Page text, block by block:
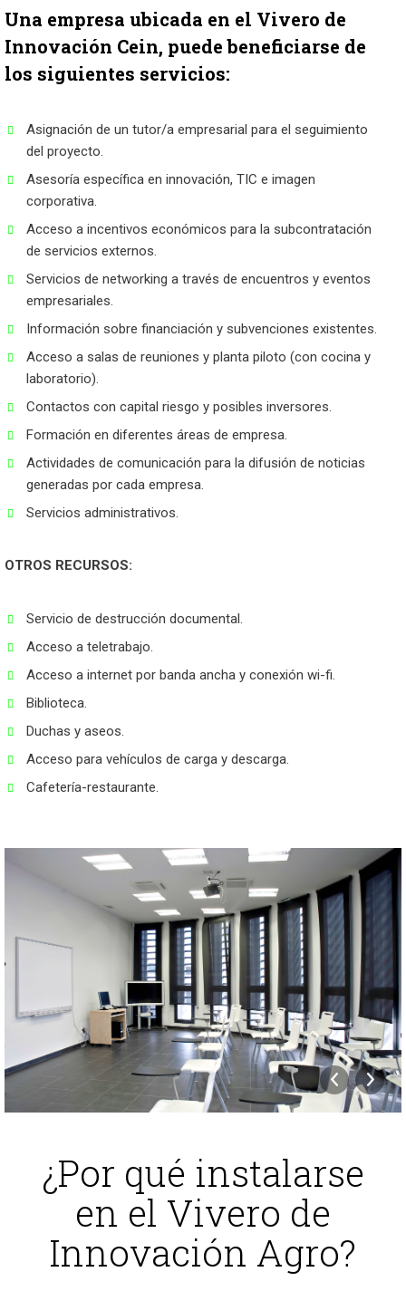
Una empresa ubicada en el Vivero de
Innovación Cein, puede beneficiarse de
los siguientes servicios:
Asignación de un tutor/a empresarial para el seguimiento
del proyecto.
Asesoría específica en innovación, TIC e imagen
corporativa.
Acceso a incentivos económicos para la subcontratación
de servicios externos.
Servicios de networking a través de encuentros y eventos
empresariales.
Información sobre financiación y subvenciones existentes.
Acceso a salas de reuniones y planta piloto (con cocina y
laboratorio).
Contactos con capital riesgo y posibles inversores.
Formación en diferentes áreas de empresa.
Actividades de comunicación para la difusión de noticias
generadas por cada empresa.
Servicios administrativos.
OTROS RECURSOS:
Servicio de destrucción documental.
Acceso a teletrabajo.
Acceso a internet por banda ancha y conexión wi-fi.
Biblioteca.
Duchas y aseos.
Acceso para vehículos de carga y descarga.
Cafetería-restaurante.
¿Por qué instalarse
en el Vivero de
Innovación Agro?